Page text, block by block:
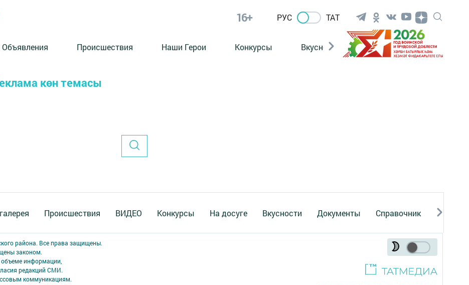
16+ РУС ТАТ
Объявления Происшествия Наши Герои Конкурсы Вкусности Фотогалерея
көн темасы
Происшествия ВИДЕО Конкурсы На досуге Вкусности Документы Справочник Реклама
района. Все права защищены.
законом.
информации,
редакций СМИ.
коммуникациям.